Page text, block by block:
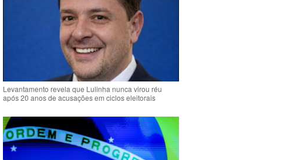
Levantamento revela que Lulinha nunca virou réu
após 20 anos de acusações em ciclos eleitorais